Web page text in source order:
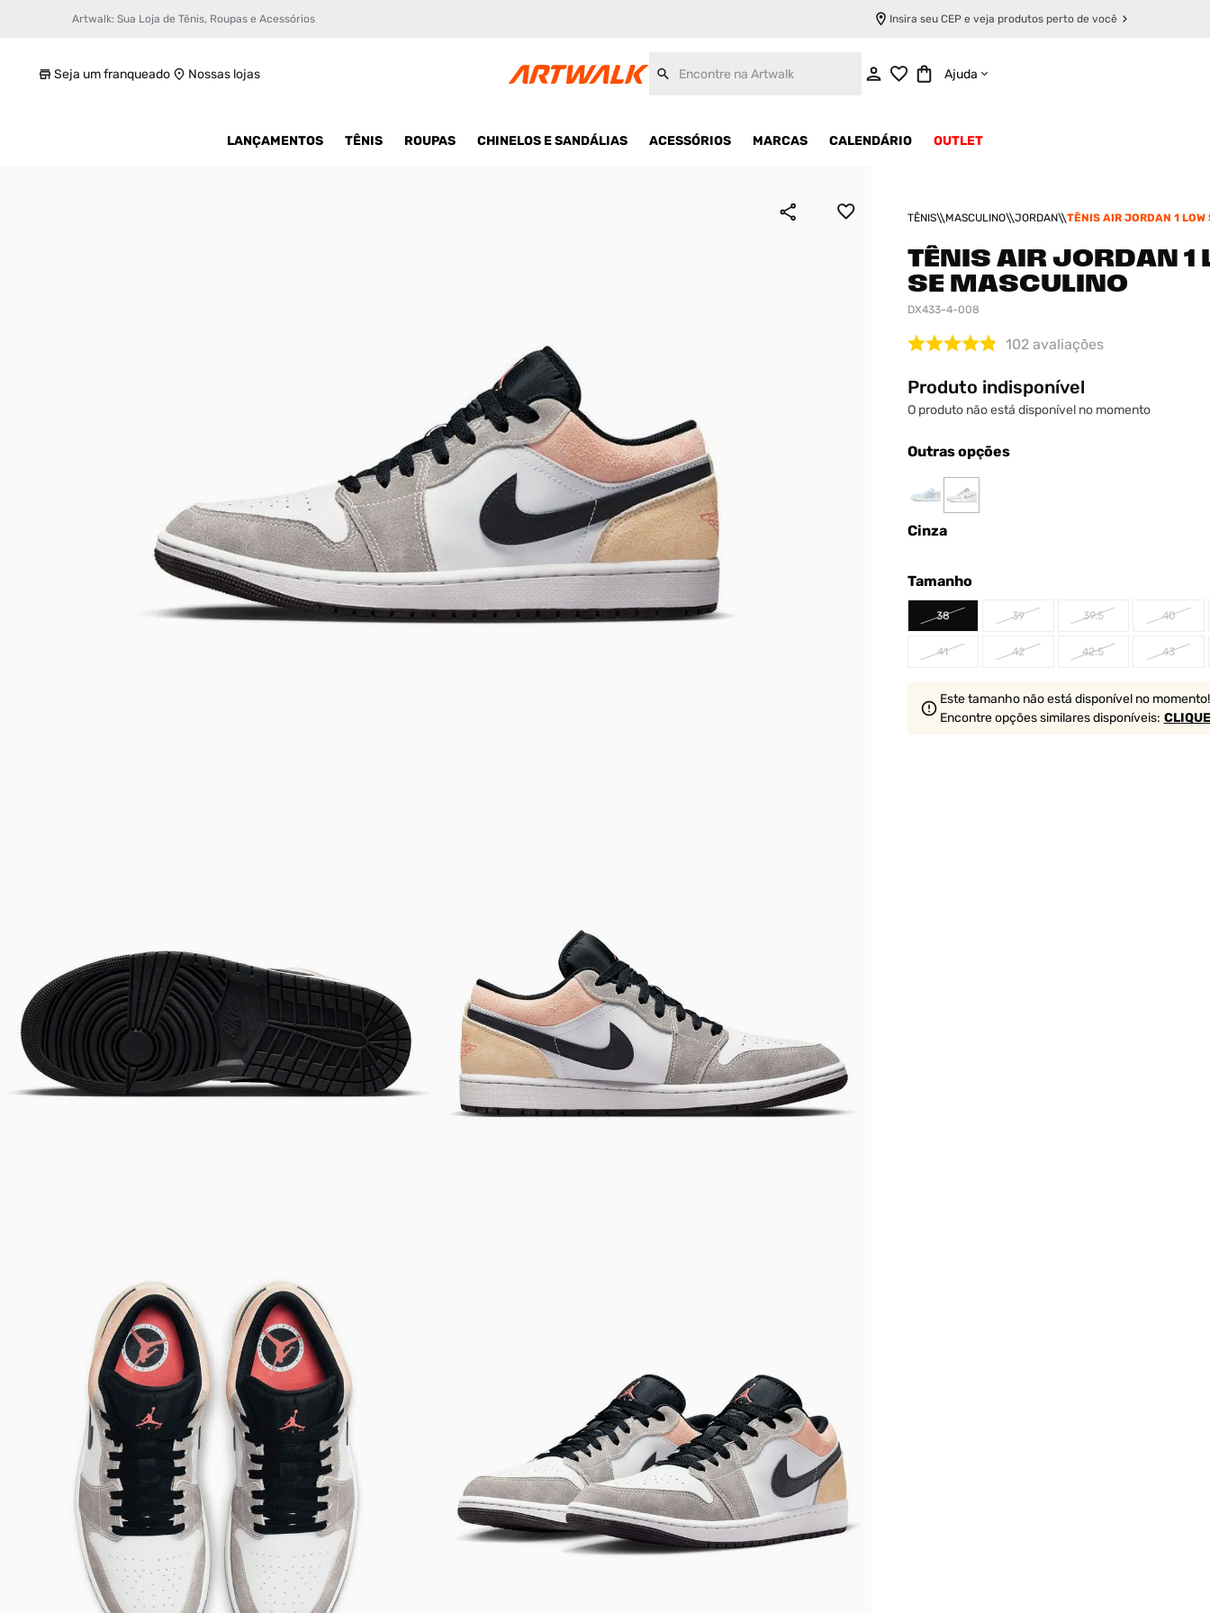
Artwalk: Sua Loja de Tênis, Roupas e Acessórios Insira seu CEP e veja produtos perto de você
Seja um franqueado Nossas lojas Ajuda
LANÇAMENTOS TÊNIS ROUPAS CHINELOS E SANDÁLIAS ACESSÓRIOS MARCAS CALENDÁRIO OUTLET
TÊNIS MASCULINO JORDAN
TÊNIS AIR JORDAN 1 LOW
TÊNIS AIR JORDAN 1
SE MASCULINO
DX433-4-008
102 avaliações
Produto indisponível
O produto não está disponível no momento
Outras opções
Cinza
Tamanho
38 39 39.5 40
41 42 42.5 43
Este tamanho não está disponível no momento!
Encontre opções similaresdisponíveis:
Tênis Air Jordan 1 Low Se Masculino